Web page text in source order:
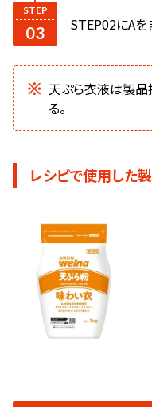
STEP02にAを
天ぷら衣液は製品
る。
レシピで使用した